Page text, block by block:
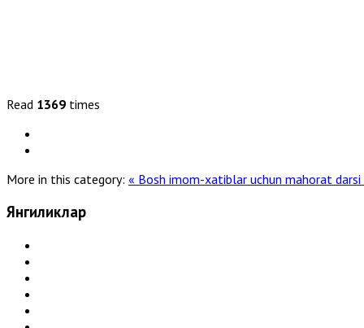
Read 1369 times
More in this category: « Bosh imom-xatiblar uchun mahorat
Янгиликлар